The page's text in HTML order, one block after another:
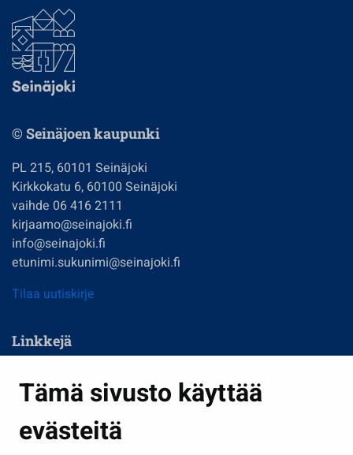
Tämä sivusto käyttää
evästeitä
© Seinäjoen kaupunki
PL 215, 60101 Seinäjoki
Kirkkokatu 6, 60100 Seinäjoki
vaihde 06 416 2111
kirjaamo@seinajoki.fi
info@seinajoki.fi
etunimi.sukunimi@seinajoki.fi
Tilaa uutiskirje
Linkkejä
Kasvatus ja opetus
Kulttuuri ja liikunta